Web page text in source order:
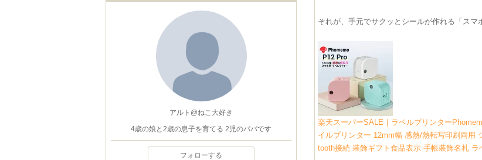
アルト@ねこ大好き
4歳の娘と2歳の息子を育てる 2児のパパです
フォローする
それが、手元でサクッとシールが作れる「スマ
楽天スーパーSALE｜ラベルプリンター
イルプリンター 12mm幅 感熱/熱転写印刷両用
tooth接続 装飾ギフト食品表示 手帳装飾名札 ラ